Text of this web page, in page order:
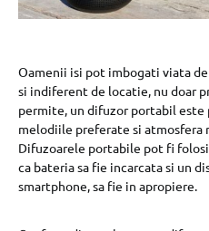
Oamenii isi pot imbogati viata
si indiferent de locatie, nu doar
permite, un difuzor portabil
melodiile preferate si atmosfera
Difuzoarele portabile pot fi
ca bateria sa fie incarcata si un
smartphone, sa fie in apropiere.